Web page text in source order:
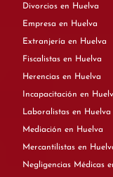
Divorcios en Huelva
Empresa en Huelva
Extranjería en Huelva
Fiscalistas en Huelva
Herencias en Huelva
Incapacitación en
Laboralistas en Huelva
Mediación en Huelva
Mercantilistas en